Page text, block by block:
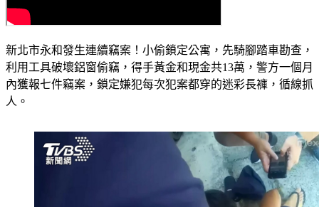
新北市永和發生連續竊案！小偷鎖定公寓，先騎腳踏車勘查，
利用工具破壞鋁窗偷竊，得手黃金和現金共13萬，警方一個月
內獲報七件竊案，鎖定嫌犯每次犯案都穿的迷彩長褲，循線抓